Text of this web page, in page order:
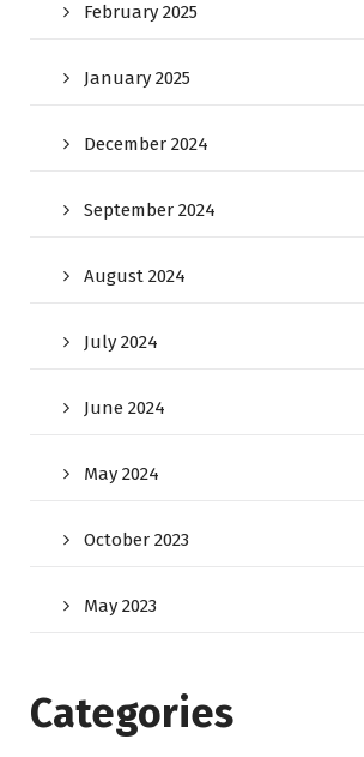
February 2025
January 2025
December 2024
September 2024
August 2024
July 2024
June 2024
May 2024
October 2023
May 2023
Categories